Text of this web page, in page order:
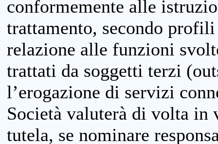
conformemente alle
trattamento, secondo
relazione alle funzioni
trattati da soggetti terzi
l’erogazione di servizi
Società valuterà di volta in
tutela, se nominare